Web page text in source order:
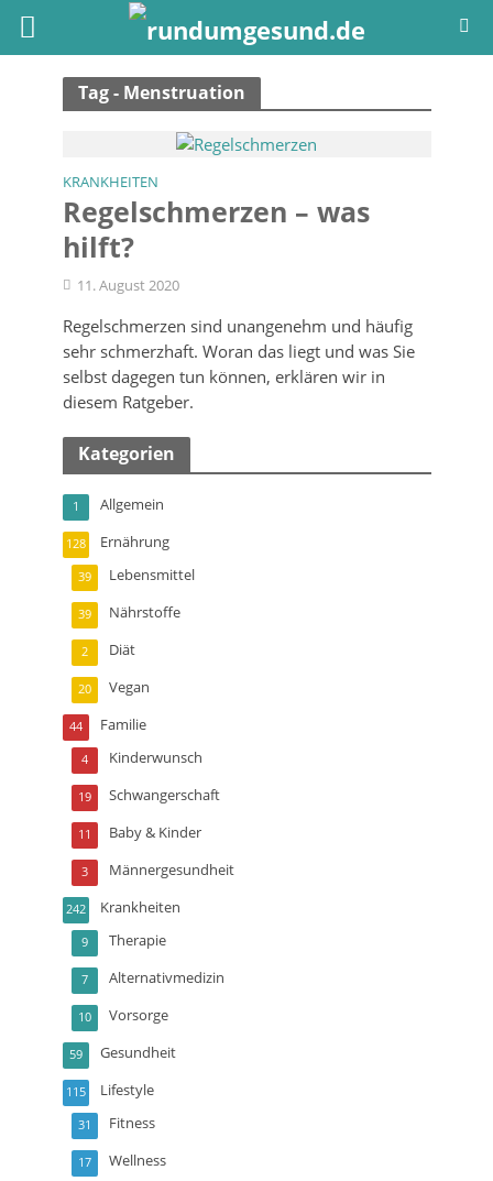
Tag - Menstruation
KRANKHEITEN
Regelschmerzen – was
hilft?
11. August 2020
Regelschmerzen sind unangenehm und häufig
sehr schmerzhaft. Woran das liegt und was Sie
selbst dagegen tun können, erklären wir in
diesem Ratgeber.
Kategorien
Allgemein
1
Ernährung
128
Lebensmittel
39
Nährstoffe
39
Diät
2
Vegan
20
Familie
44
Kinderwunsch
4
Schwangerschaft
19
Baby & Kinder
11
Männergesundheit
3
Krankheiten
242
Therapie
9
Alternativmedizin
7
Vorsorge
10
Gesundheit
59
Lifestyle
115
Fitness
31
Wellness
17